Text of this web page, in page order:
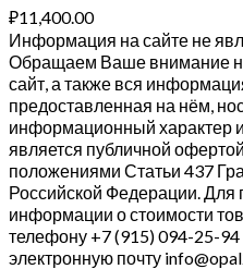
₽11,400.00
Информация на сайте не
Обращаем Ваше внимание
сайт, а также вся
предоставленная на нём,
информационный характер
является публичной
положениями Статьи 437
Российской Федерации. Для
информации о стоимости
телефону +7 (915) 094-25-94
электронную почту